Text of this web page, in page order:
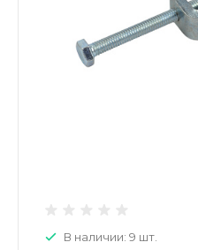
В наличии: 9 шт.